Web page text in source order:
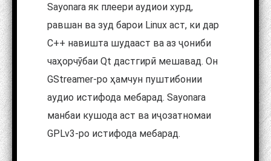
Sayonara як плеери аудиои хурд,
равшан ва зуд барои Linux аст, ки дар
C++ навишта шудааст ва аз ҷониби
чаҳорчӯбаи Qt дастгирӣ мешавад. Он
GStreamer-ро ҳамчун пуштибонии
аудио истифода мебарад. Sayonara
манбаи кушода аст ва иҷозатномаи
GPLv3-ро истифода мебарад.